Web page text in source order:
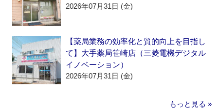
2026年07月31日 (金)
【薬局業務の効率化と質的向上を目指し
て】大手薬局笹崎店（三菱電機デジタル
イノベーション）
2026年07月31日 (金)
もっと見る »